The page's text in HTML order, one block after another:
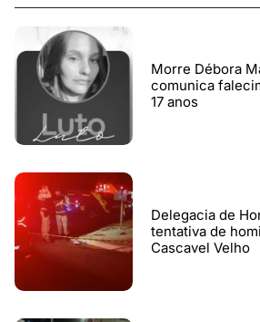
Morre Débora
comunica
17 anos
Delegacia de
tentativa de
Cascavel Velho